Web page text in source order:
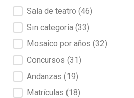
Sala de teatro (46)
Sin categoría (33)
Mosaico por años (32)
Concursos (31)
Andanzas (19)
Matrículas (18)